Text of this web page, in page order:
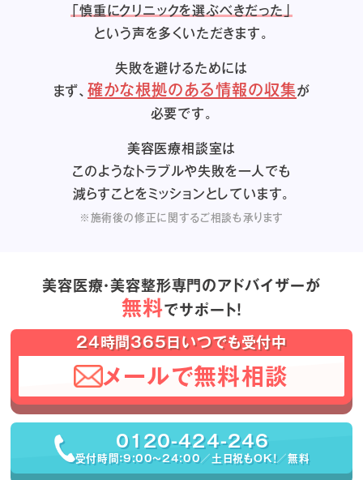
「慎重にクリニックを選ぶべきだった」
という声を多くいただきます。
失敗を避けるためには
まず、確かな根拠のある情報の収集が
必要です。
美容医療相談室は
このようなトラブルや失敗を一人でも
減らすことをミッションとしています。
※施術後の修正に関するご相談も承ります
美容医療・美容整形専門のアドバイザーが
無料でサポート！
24時間365日いつでも受付中
メールで無料相談
0120-424-246
受付時間：9:00〜24:00／土日祝もOK！／無料